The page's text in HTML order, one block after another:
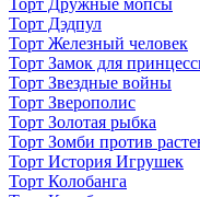
Торт Дружные мопсы
Торт Дэдпул
Торт Железный человек
Торт Замок для
Торт Звездные войны
Торт Зверополис
Торт Золотая рыбка
Торт Зомби против
Торт История Игрушек
Торт Колобанга